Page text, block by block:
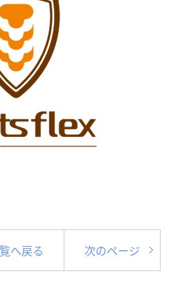
へ戻る 次のページ